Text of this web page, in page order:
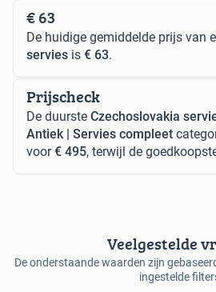
€ 63
De huidige gemiddelde prijs van
servies is € 63.
Prijscheck
De duurste Czechoslovakia
Antiek | Servies compleet
voor€ 495, terwijl de
Veelgestelde
De onderstaande waarden zijn
ingestelde